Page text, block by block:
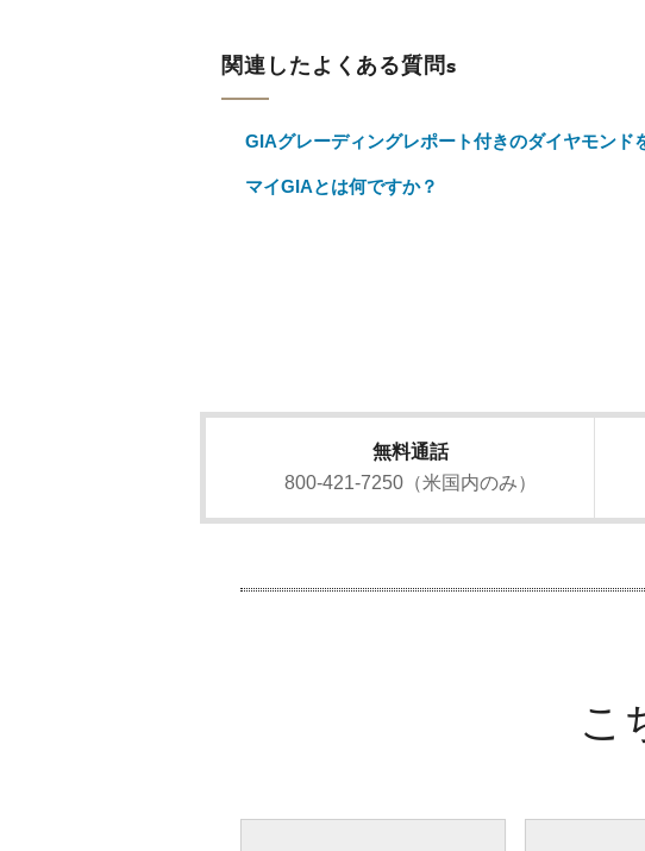
関連したよくある質問s
GIAグレーディングレポート付きのダイヤモンド
マイGIAとは何ですか？
無料通話
800-421-7250（米国内のみ）
こ